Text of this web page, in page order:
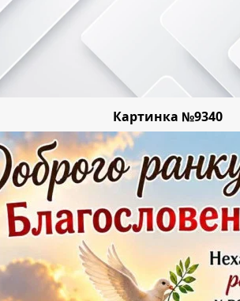
Картинка №9340